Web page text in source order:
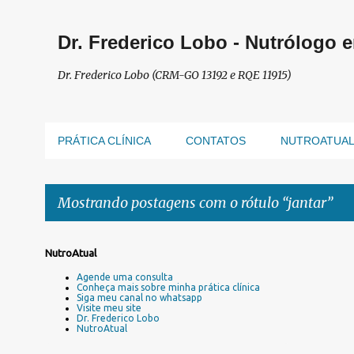
Dr. Frederico Lobo - Nutrólogo
Dr. Frederico Lobo (CRM-GO 13192 e RQE 11915)
PRÁTICA CLÍNICA CONTATOS NUTROATUAL
Mostrando postagens com o rótulo jantar
P
NutroAtual
Agende uma consulta
Conheça mais sobre minha prática clínica
Siga meu canal no whatsapp
Visite meu site
Dr. Frederico Lobo
NutroAtual